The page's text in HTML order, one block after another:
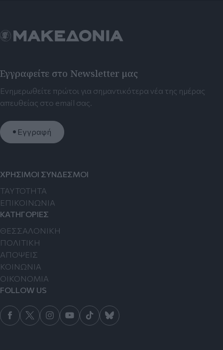
Εγγραφείτε στο Newsletter μας
Ενημερωθείτε πρώτοι για σημαντικότερα νέα της ημέρας
απευθείας στο email σας.
Εγγραφή
ΧΡΗΣΙΜΟΙ ΣΥΝΔΕΣΜΟΙ
TAYTOTHTA
ΕΠΙΚΟΙΝΩΝΙΑ
ΚΑΤΗΓΟΡΙΕΣ
ΘΕΣΣΑΛΟΝΙΚΗ
ΠΟΛΙΤΙΚΗ
ΑΠΟΨΕΙΣ
ΚΟΙΝΩΝΙΑ
ΟΙΚΟΝΟΜΙΑ
FOLLOW US